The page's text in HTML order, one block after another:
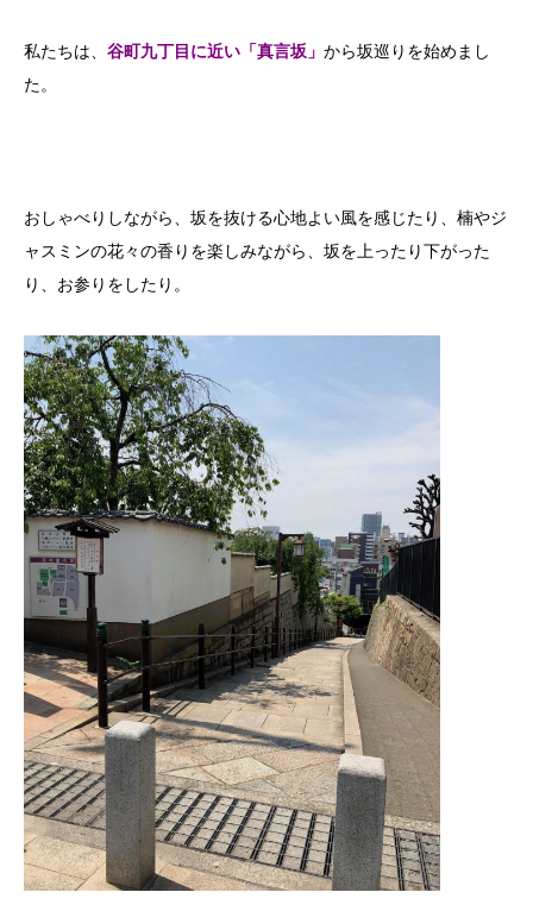
私たちは、 谷町九丁目に近い「真言坂」 から坂巡りを始めまし
た。
おしゃべりしながら、坂を抜ける心地よい風を感じたり、楠やジ
ャスミンの花々の香りを楽しみながら、坂を上ったり下がった
り、お参りをしたり。